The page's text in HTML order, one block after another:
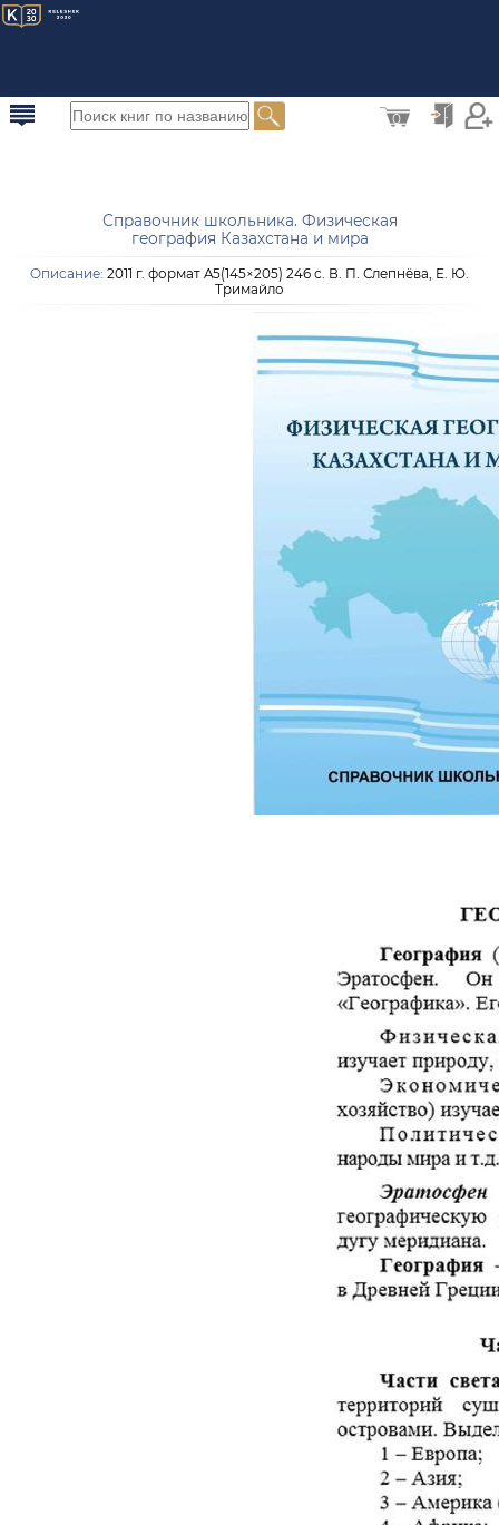
0
Справочник школьника. Физическая
география Казахстана и мира
Описание: 2011 г. формат A5(145×205) 246 с. В. П. Слепнёва, Е. Ю.
Тримайло